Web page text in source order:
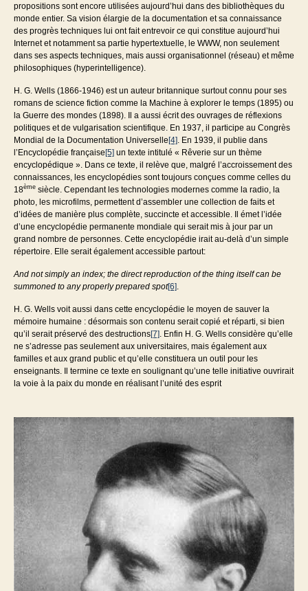
propositions sont encore utilisées aujourd’hui dans des bibliothèques du
monde entier. Sa vision élargie de la documentation et sa connaissance
des progrès techniques lui ont fait entrevoir ce qui constitue aujourd’hui
Internet et notamment sa partie hypertextuelle, le WWW, non seulement
dans ses aspects techniques, mais aussi organisationnel (réseau) et même
philosophiques (hyperintelligence).
H. G. Wells (1866-1946) est un auteur britannique surtout connu pour ses
romans de science fiction comme la Machine à explorer le temps (1895) ou
la Guerre des mondes (1898). Il a aussi écrit des ouvrages de réflexions
politiques et de vulgarisation scientifique. En 1937, il participe au Congrès
Mondial de la Documentation Universelle[4] . En 1939, il publie dans
l’Encyclopédie française[5] un texte intitulé « Rêverie sur un thème
encyclopédique ». Dans ce texte, il relève que, malgré l’accroissement des
connaissances, les encyclopédies sont toujours conçues comme celles du
18ème siècle. Cependant les technologies modernes comme la radio, la
photo, les microfilms, permettent d’assembler une collection de faits et
d’idées de manière plus complète, succincte et accessible. Il émet l’idée
d’une encyclopédie permanente mondiale qui serait mis à jour par un
grand nombre de personnes. Cette encyclopédie irait au-delà d’un simple
répertoire. Elle serait également accessible partout:
And not simply an index; the direct reproduction of the thing itself can be
summoned to any properly prepared spot[6]
H. G. Wells voit aussi dans cette encyclopédie le moyen de sauver la
mémoire humaine : désormais son contenu serait copié et réparti, si bien
qu’il serait préservé des destructions[7] . Enfin H. G. Wells considère qu’elle
ne s’adresse pas seulement aux universitaires, mais également aux
familles et aux grand public et qu’elle constituera un outil pour les
enseignants. Il termine ce texte en soulignant qu’une telle initiative ouvrirait
la voie à la paix du monde en réalisant l’unité des esprit